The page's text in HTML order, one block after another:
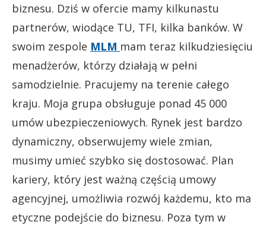
biznesu. Dziś w ofercie mamy kilkunastu
partnerów, wiodące TU, TFI, kilka banków. W
swoim zespole MLM mam teraz kilkudziesięciu
menadżerów, którzy działają w pełni
samodzielnie. Pracujemy na terenie całego
kraju. Moja grupa obsługuje ponad 45 000
umów ubezpieczeniowych. Rynek jest bardzo
dynamiczny, obserwujemy wiele zmian,
musimy umieć szybko się dostosować. Plan
kariery, który jest ważną częścią umowy
agencyjnej, umożliwia rozwój każdemu, kto ma
etyczne podejście do biznesu. Poza tym w